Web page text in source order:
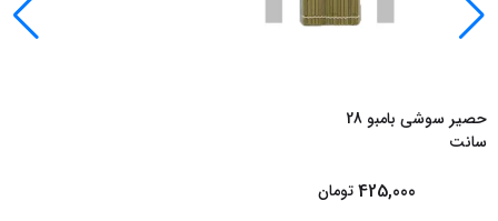
حصیر سوشی بامبو 28
سانت
425,000 تومان